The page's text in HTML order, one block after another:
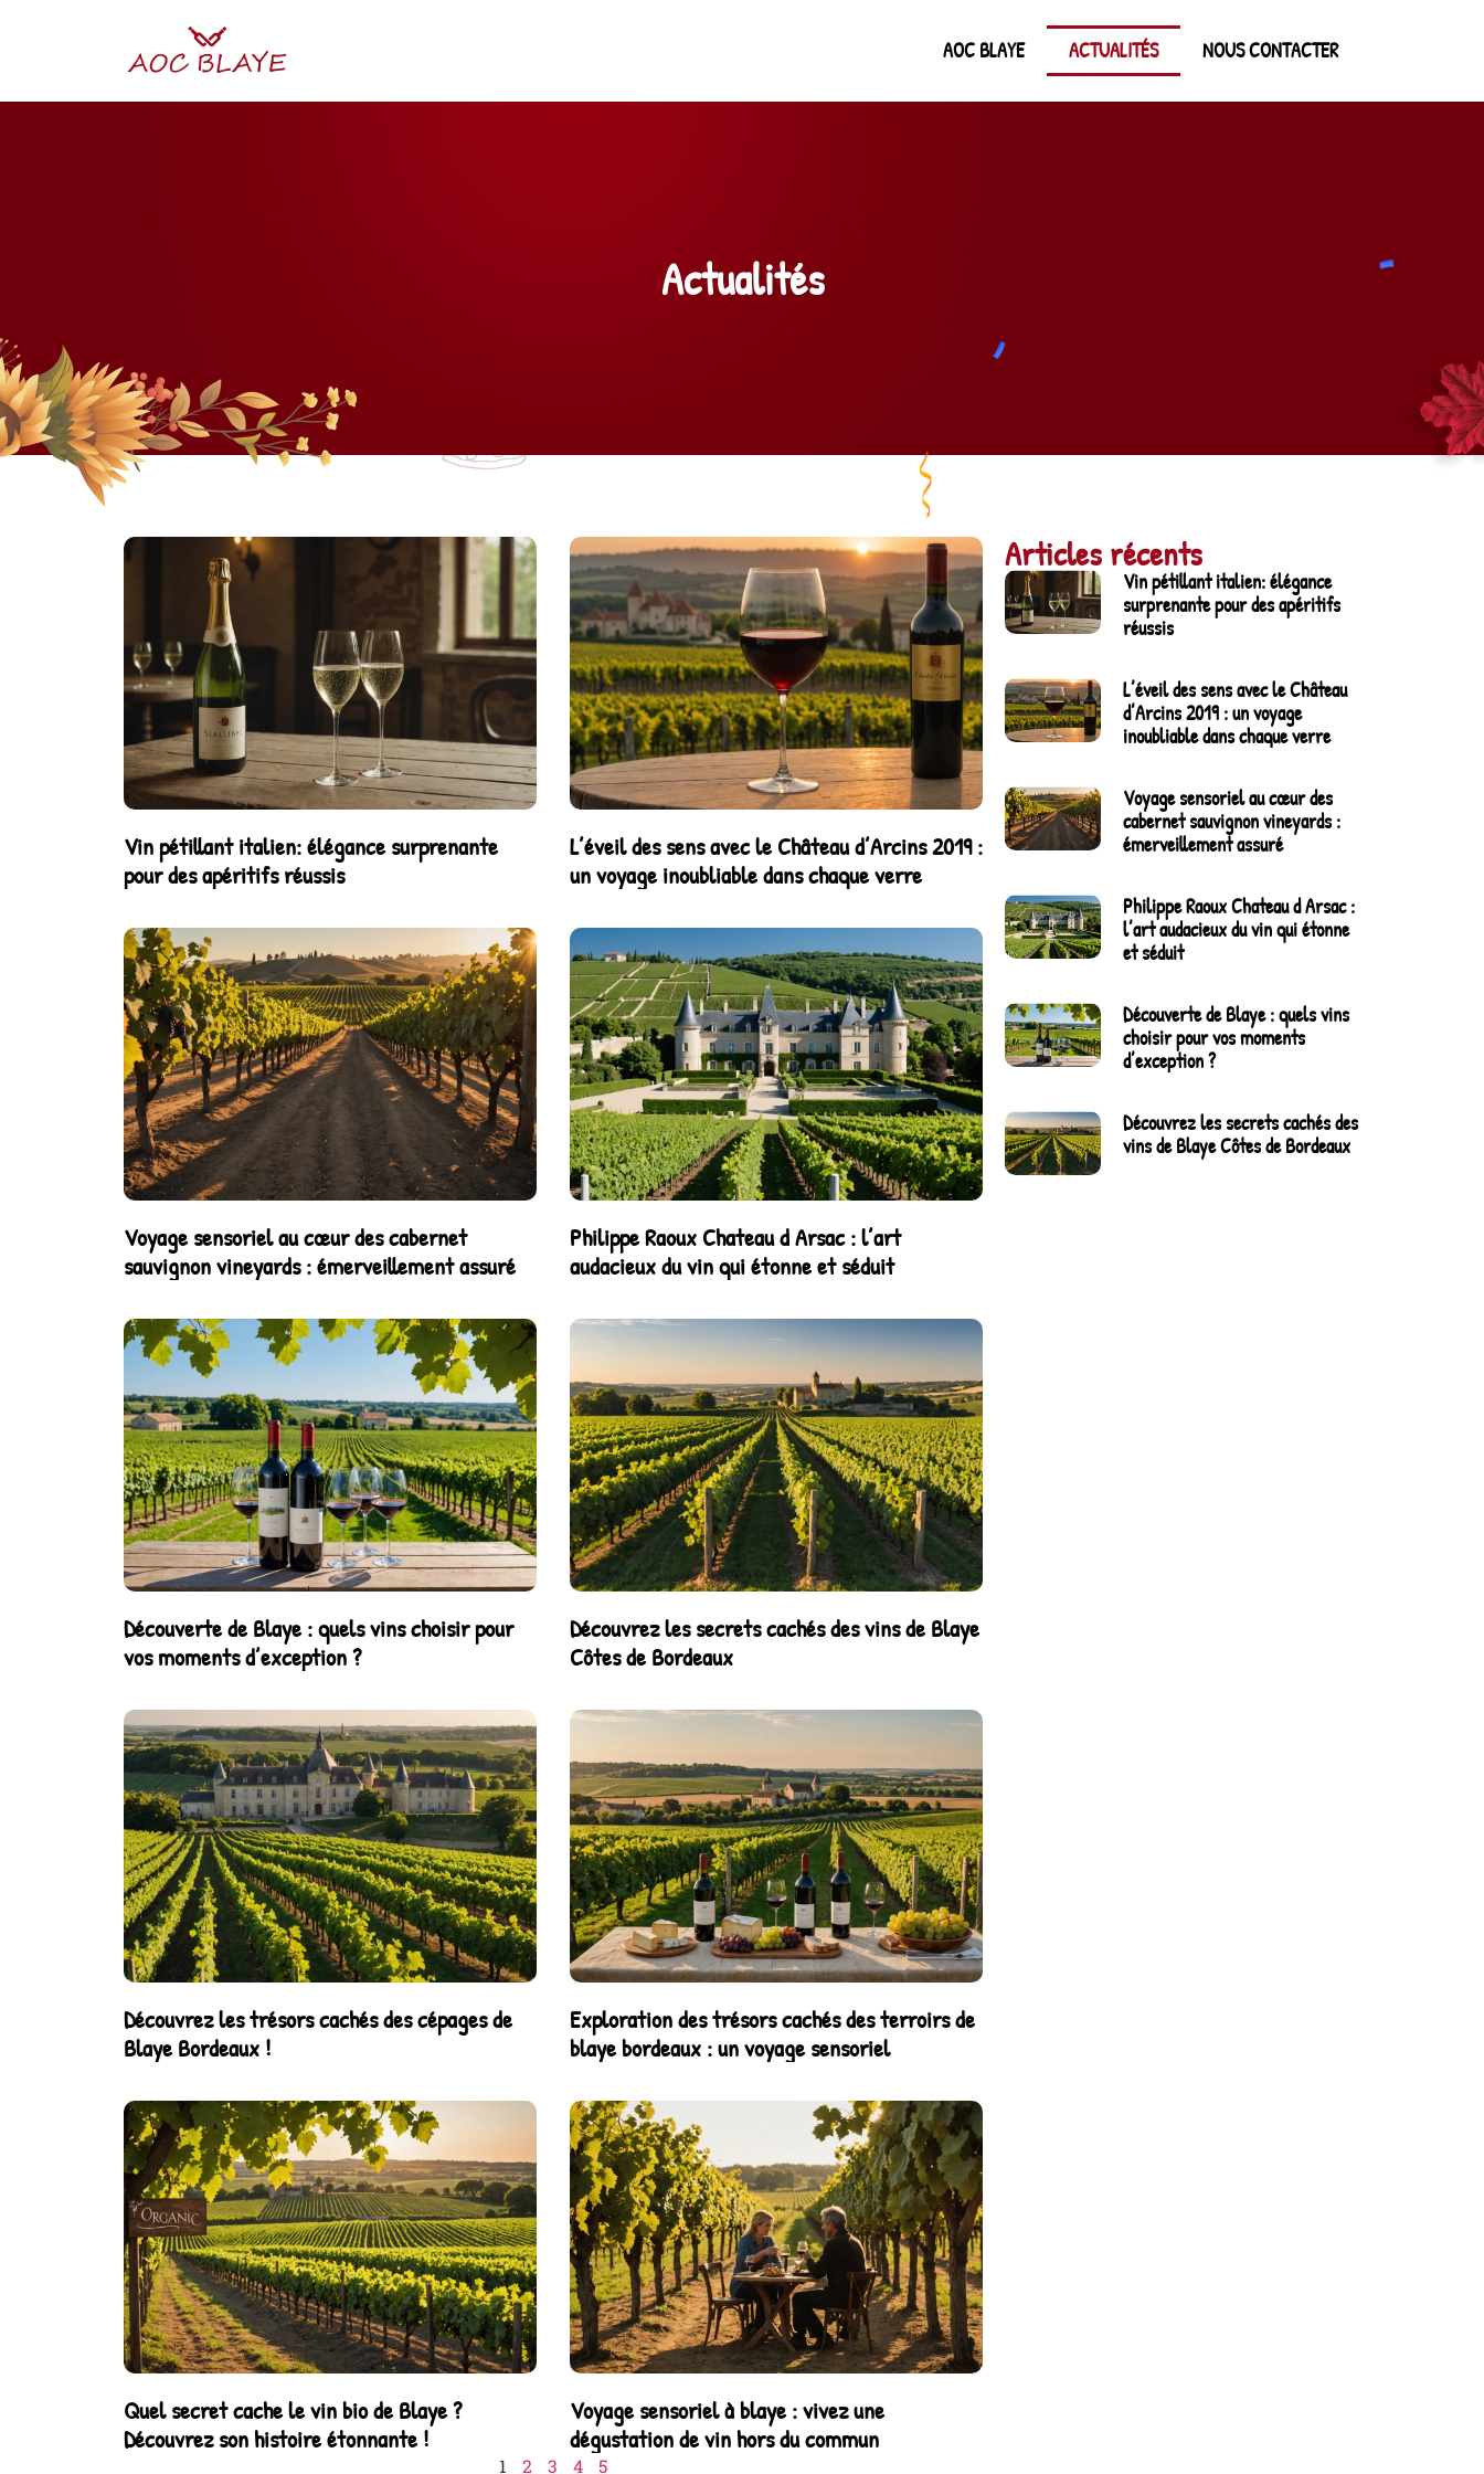
AOC BLAYE ACTUALITÉS NOUS CONTACTER
Actualités
Vin pétillant italien: élégance surprenante
pour des apéritifs réussis
L’éveil des sens avec le Château d’Arcins 2019 :
un voyage inoubliable dans chaque verre
Voyage sensoriel au cœur des cabernet
sauvignon vineyards : émerveillement assuré
Philippe Raoux Chateau d Arsac : l’art
audacieux du vin qui étonne et séduit
Découverte de Blaye : quels vins choisir pour
vos moments d’exception ?
Découvrez les secrets cachés des vins de Blaye
Côtes de Bordeaux
Découvrez les trésors cachés des cépages de
Blaye Bordeaux !
Exploration des trésors cachés des terroirs de
blaye bordeaux : un voyage sensoriel
Quel secret cache le vin bio de Blaye ?
Découvrez son histoire étonnante !
Voyage sensoriel à blaye : vivez une
dégustation de vin hors du commun
1 2 3 4 5
Articles récents
Vin pétillant italien: élégance
surprenante pour des apéritifs
réussis
L’éveil des sens avec le Château
d’Arcins 2019 : un voyage
inoubliable dans chaque verre
Voyage sensoriel au cœur des
cabernet sauvignon vineyards :
émerveillement assuré
Philippe Raoux Chateau d Arsac :
l’art audacieux du vin qui étonne
et séduit
Découverte de Blaye : quels vins
choisir pour vos moments
d’exception ?
Découvrez les secrets cachés des
vins de Blaye Côtes de Bordeaux